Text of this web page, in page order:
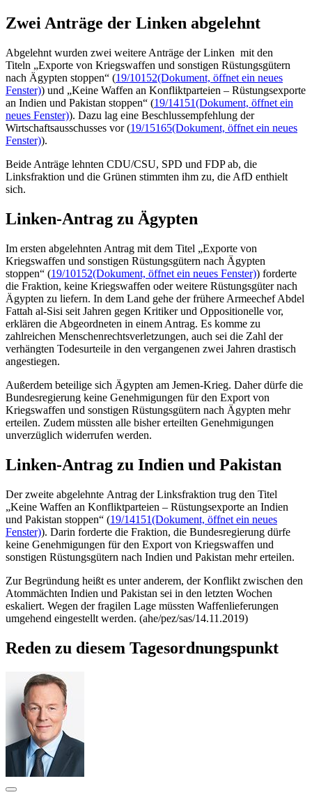
Zwei Anträge der Linken abgelehnt
Abgelehnt wurden zwei weitere Anträge der Linken mit den
Titeln „Exporte von Kriegswaffen und sonstigen Rüstungsgütern
nach Ägypten stoppen“ (19/10152(Dokument, öffnet ein neues
Fenster)) und „Keine Waffen an Konfliktparteien – Rüstungsexporte
an Indien und Pakistan stoppen“ (19/14151(Dokument, öffnet ein
neues Fenster)). Dazu lag eine Beschlussempfehlung der
Wirtschaftsausschusses vor (19/15165(Dokument, öffnet ein neues
Fenster)).
Beide Anträge lehnten CDU/CSU, SPD und FDP ab, die
Linksfraktion und die Grünen stimmten ihm zu, die AfD enthielt
sich.
Linken-Antrag zu Ägypten
Im ersten abgelehnten Antrag mit dem Titel „Exporte von
Kriegswaffen und sonstigen Rüstungsgütern nach Ägypten
stoppen“ (19/10152(Dokument, öffnet ein neues Fenster)) forderte
die Fraktion, keine Kriegswaffen oder weitere Rüstungsgüter nach
Ägypten zu liefern. In dem Land gehe der frühere Armeechef Abdel
Fattah al-Sisi seit Jahren gegen Kritiker und Oppositionelle vor,
erklären die Abgeordneten in einem Antrag. Es komme zu
zahlreichen Menschenrechtsverletzungen, auch sei die Zahl der
verhängten Todesurteile in den vergangenen zwei Jahren drastisch
angestiegen.
Außerdem beteilige sich Ägypten am Jemen-Krieg. Daher dürfe die
Bundesregierung keine Genehmigungen für den Export von
Kriegswaffen und sonstigen Rüstungsgütern nach Ägypten mehr
erteilen. Zudem müssten alle bisher erteilten Genehmigungen
unverzüglich widerrufen werden.
Linken-Antrag zu Indien und Pakistan
Der zweite abgelehnte Antrag der Linksfraktion trug den Titel
„Keine Waffen an Konfliktparteien – Rüstungsexporte an Indien
und Pakistan stoppen“ (19/14151(Dokument, öffnet ein neues
Fenster)). Darin forderte die Fraktion, die Bundesregierung dürfe
keine Genehmigungen für den Export von Kriegswaffen und
sonstigen Rüstungsgütern nach Indien und Pakistan mehr erteilen.
Zur Begründung heißt es unter anderem, der Konflikt zwischen den
Atommächten Indien und Pakistan sei in den letzten Wochen
eskaliert. Wegen der fragilen Lage müssten Waffenlieferungen
umgehend eingestellt werden. (ahe/pez/sas/14.11.2019)
Reden zu diesem Tagesordnungspunkt